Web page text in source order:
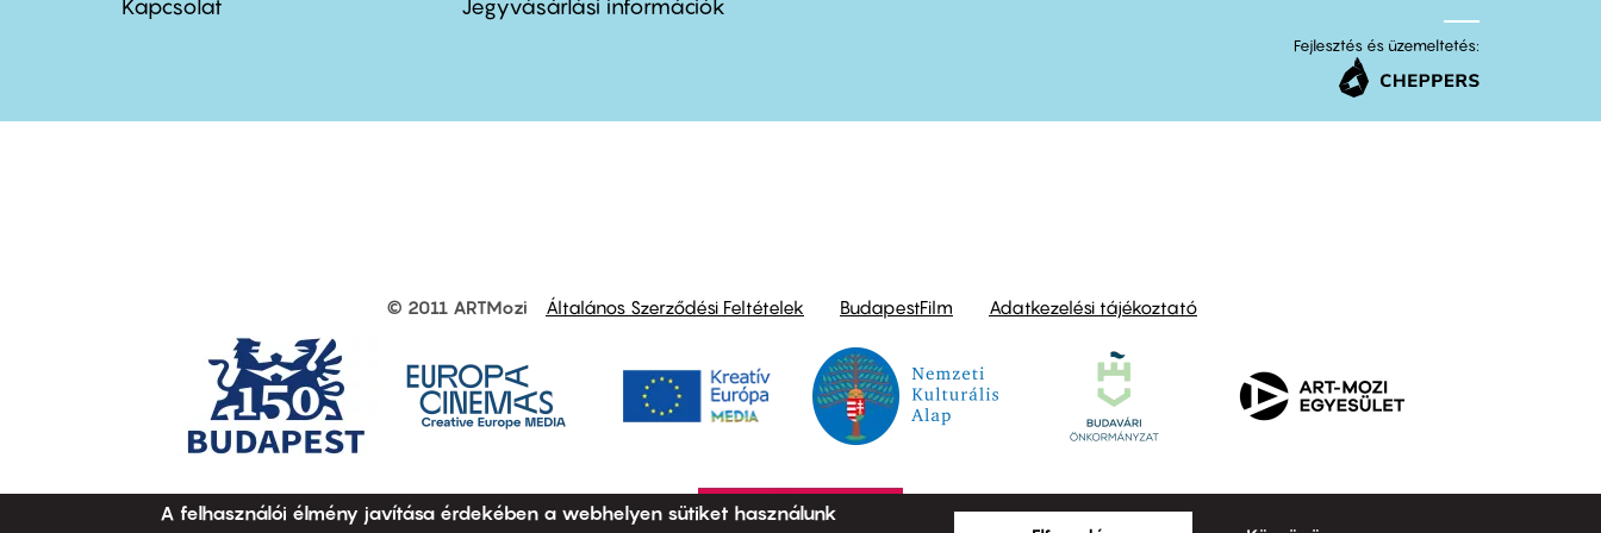
Kapcsolat Jegyvásárlási információk
Fejlesztés és üzemeltetés:
other
© 2011 ARTMozi Általános Szerződési Feltételek BudapestFilm Adatkezelési tájékoztató
A felhasználói élmény javítása érdekében a webhelyen sütiket használunk